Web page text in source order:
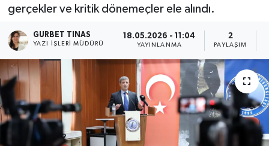
gerçekler ve kritik dönemeçler ele alındı.
GURBET TINAS
YAZI İŞLERI MÜDÜRÜ
18.05.2026 - 11:04
YAYINLANMA
2
PAYLAŞIM
Teknoloji
Kültür - Sanat
Yaşam
Haber Arşivi